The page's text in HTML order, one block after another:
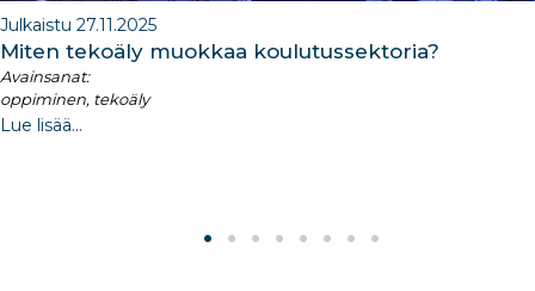
Julkaistu 27.11.2025
Miten tekoäly muokkaa koulutussektoria?
Avainsanat:
oppiminen, tekoäly
Lue lisää...